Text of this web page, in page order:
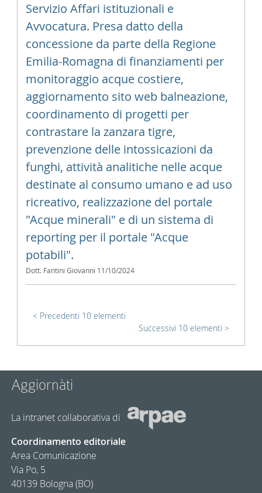
Servizio Affari istituzionali e
Avvocatura. Presa datto della
concessione da parte della Regione
Emilia-Romagna di finanziamenti per
monitoraggio acque costiere,
aggiornamento sito web balneazione,
coordinamento di progetti per
contrastare la zanzara tigre,
prevenzione delle intossicazioni da
funghi, attività analitiche nelle acque
destinate al consumo umano e ad uso
ricreativo, realizzazione del portale
"Acque minerali" e di un sistema di
reporting per il portale "Acque
potabili".
Dott. Fantini Giovanni 11/10/2024
Precedenti 10 elementi
Successivi 10 elementi
Aggiornàti
La intranet collaborativa di
Coordinamento editoriale
Area Comunicazione
Via Po, 5
40139 Bologna (BO)